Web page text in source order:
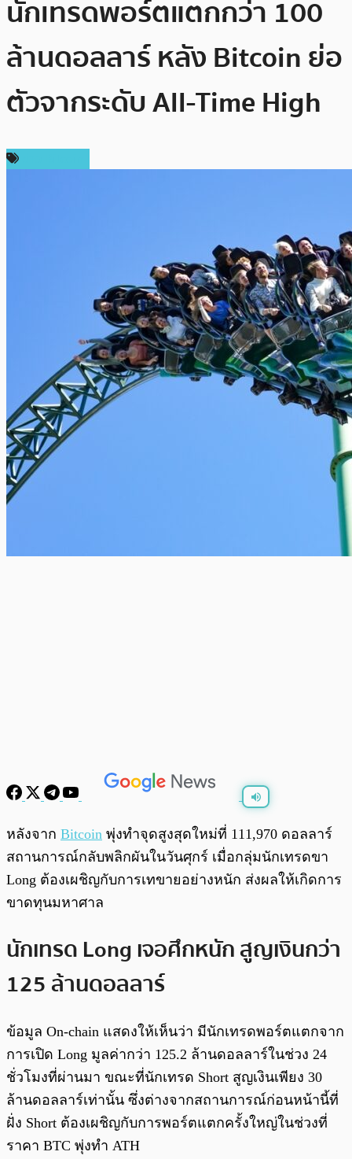
นักเทรดพอร์ตแตกกว่า 100
ล้านดอลลาร์ หลัง Bitcoin ย่อ
ตัวจากระดับ All-Time High
หลังจาก Bitcoin พุ่งทำจุดสูงสุดใหม่ที่ 111,970 ดอลลาร์
สถานการณ์กลับพลิกผันในวันศุกร์ เมื่อกลุ่มนักเทรดขา
Long ต้องเผชิญกับการเทขายอย่างหนัก ส่งผลให้เกิดการ
ขาดทุนมหาศาล
นักเทรด Long เจอศึกหนัก สูญเงินกว่า
125 ล้านดอลลาร์
ข้อมูล On-chain แสดงให้เห็นว่า มีนักเทรดพอร์ตแตกจาก
การเปิด Long มูลค่ากว่า 125.2 ล้านดอลลาร์ในช่วง 24
ชั่วโมงที่ผ่านมา ขณะที่นักเทรด Short สูญเงินเพียง 30
ล้านดอลลาร์เท่านั้น ซึ่งต่างจากสถานการณ์ก่อนหน้านี้ที่
ฝั่ง Short ต้องเผชิญกับการพอร์ตแตกครั้งใหญ่ในช่วงที่
ราคา BTC พุ่งทำ ATH